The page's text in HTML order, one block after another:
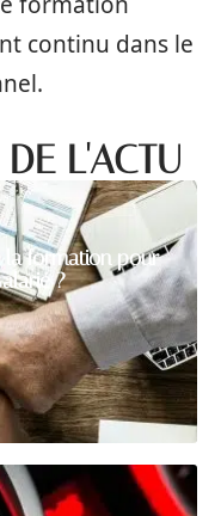
continu dans le
L'ACTU
la formation pour
?